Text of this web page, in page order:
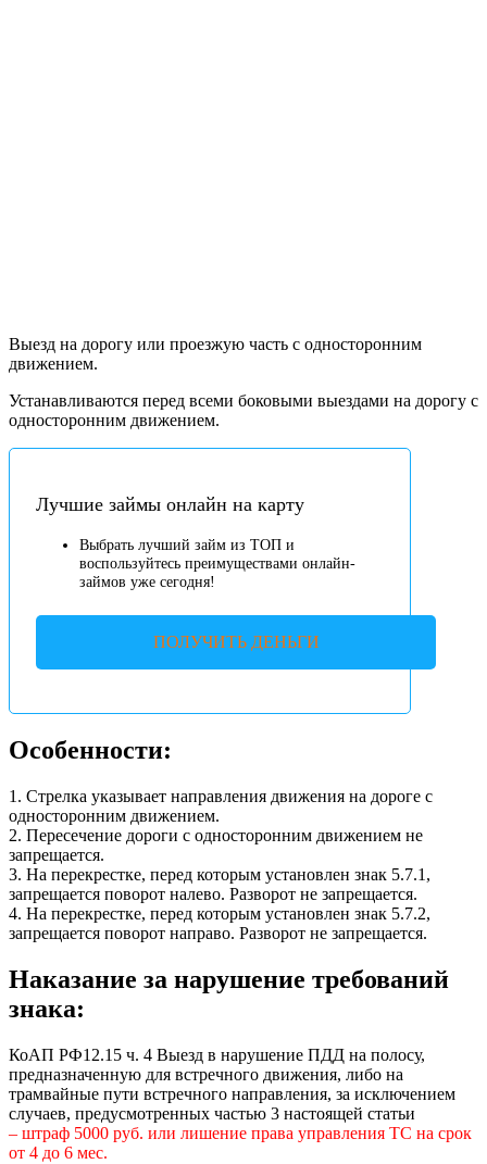
Выезд на дорогу или проезжую часть с односторонним
движением.
Устанавливаются перед всеми боковыми выездами на дорогу с
односторонним движением.
Лучшие займы онлайн на карту
Выбрать лучший займ из ТОП и
воспользуйтесь преимуществами онлайн-
займов уже сегодня!
ПОЛУЧИТЬ ДЕНЬГИ
Особенности:
1. Стрелка указывает направления движения на дороге с
односторонним движением.
2. Пересечение дороги с односторонним движением не
запрещается.
3. На перекрестке, перед которым установлен знак 5.7.1,
запрещается поворот налево. Разворот не запрещается.
4. На перекрестке, перед которым установлен знак 5.7.2,
запрещается поворот направо. Разворот не запрещается.
Наказание за нарушение требований
знака:
КоАП РФ12.15 ч. 4 Выезд в нарушение ПДД на полосу,
предназначенную для встречного движения, либо на
трамвайные пути встречного направления, за исключением
случаев, предусмотренных частью 3 настоящей статьи
– штраф 5000 руб. или лишение права управления ТС на срок
от 4 до 6 мес.